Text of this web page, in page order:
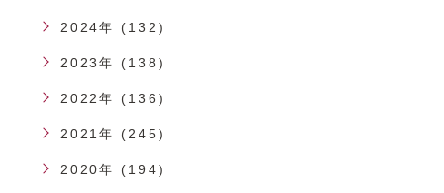
2024年 (132)
2023年 (138)
2022年 (136)
2021年 (245)
2020年 (194)